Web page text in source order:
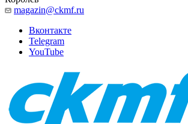
magazin@ckmf.ru
Вконтакте
Telegram
YouTube